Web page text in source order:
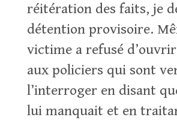
réitération des faits, je
détention provisoire.
victime a refusé
aux policiers qui sont
l’interroger en disant
lui manquait et en